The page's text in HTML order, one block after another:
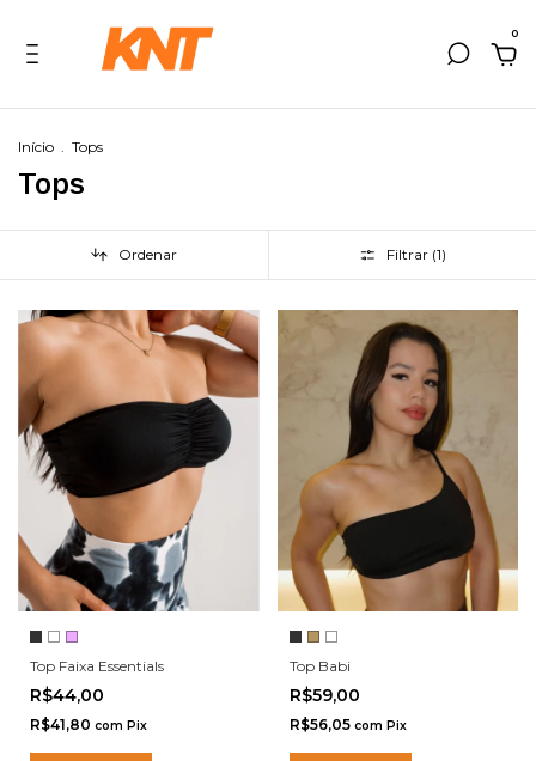
0
Início . Tops
Tops
Ordenar Filtrar (1)
Top Faixa Essentials
R$44,00
R$41,80 com Pix
Top Babi
R$59,00
R$56,05 com Pix